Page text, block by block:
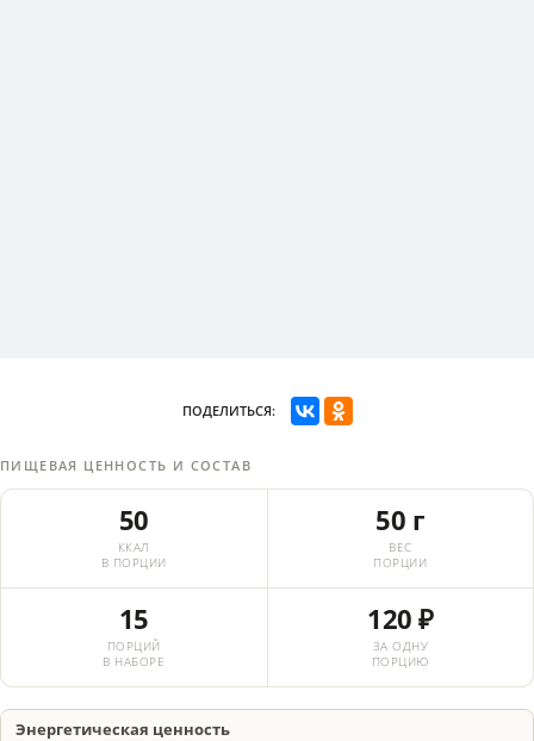
ПОДЕЛИТЬСЯ:
ПИЩЕВАЯ ЦЕННОСТЬ И СОСТАВ
50
ККАЛ
В ПОРЦИИ
50 г
ВЕС
ПОРЦИИ
15
ПОРЦИЙ
В НАБОРЕ
120 ₽
ЗА ОДНУ
ПОРЦИЮ
Энергетическая ценность